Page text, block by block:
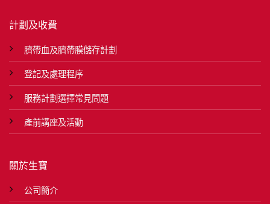
計劃及收費
臍帶血及臍帶膜儲存計劃
登記及處理程序
服務計劃選擇常見問題
產前講座及活動
關於生寶
公司簡介